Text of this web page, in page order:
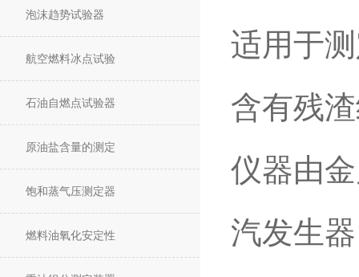
泡沫趋势试验器
航空燃料冰点试验
石油自燃点试验器
原油盐含量的测定
饱和蒸气压测定器
燃料油氧化安定性
适用于
含有残
仪器由
汽发生